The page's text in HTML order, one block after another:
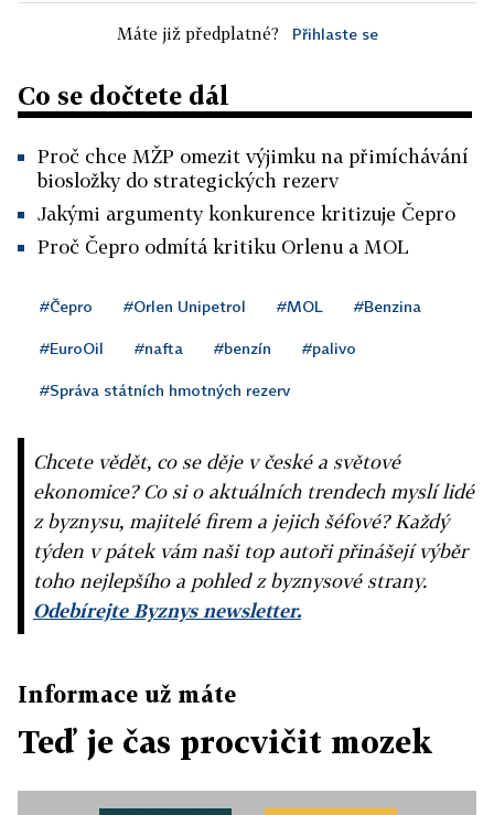
Máte již předplatné? Přihlaste se
Co se dočtete dál
Proč chce MŽP omezit výjimku na přimíchávání
biosložky do strategických rezerv
Jakými argumenty konkurence kritizuje Čepro
Proč Čepro odmítá kritiku Orlenu a MOL
#Čepro #Orlen Unipetrol #MOL #Benzina
#EuroOil #nafta #benzín #palivo
#Správa státních hmotných rezerv
Chcete vědět, co se děje v české a světové
ekonomice? Co si o aktuálních trendech myslí lidé
z byznysu, majitelé firem a jejich šéfové? Každý
týden v pátek vám naši top autoři přinášejí výběr
toho nejlepšího a pohled z byznysové strany.
Odebírejte Byznys newsletter.
Informace už máte
Teď je čas procvičit mozek